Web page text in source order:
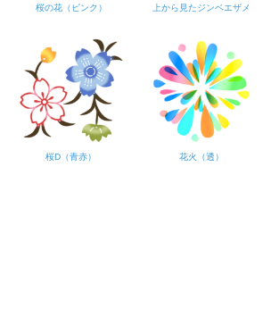
桜の花（ピンク） 上から見たジンベエザメ
桜D（青赤） 花火（透）